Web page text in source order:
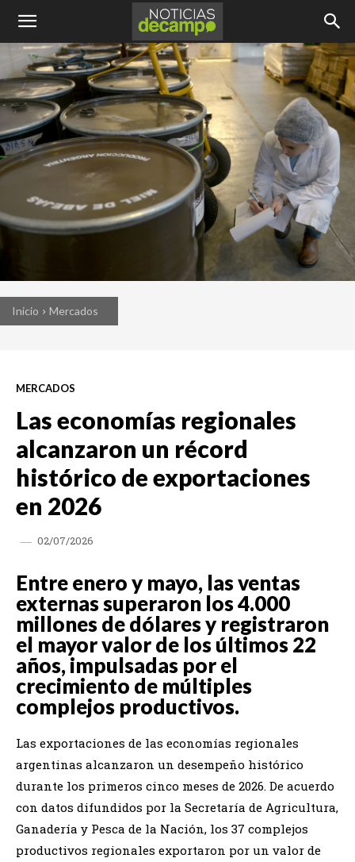
Inicio Mercados
MERCADOS
Las economías regionales
alcanzaron un récord
histórico de exportaciones
en 2026
02/07/2026
Entre enero y mayo, las ventas
externas superaron los 4.000
millones de dólares y registraron
el mayor valor de los últimos 22
años, impulsadas por el
crecimiento de múltiples
complejos productivos.
Las exportaciones de las economías regionales
argentinas alcanzaron un desempeño histórico
durante los primeros cinco meses de 2026. De acuerdo
con datos difundidos por la Secretaría de Agricultura,
Ganadería y Pesca de la Nación, los 37 complejos
productivos regionales exportaron por un valor de